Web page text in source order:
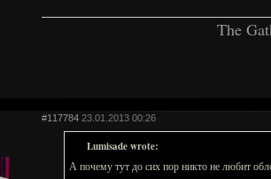
The
#117784 23.01.2013 00:26
Lumisade wrote:
А почему тут до сих пор никто не любит